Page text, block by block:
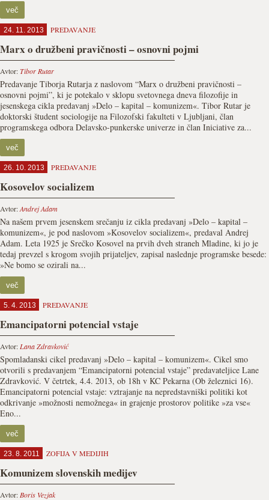
več
24. 11. 2013 PREDAVANJE
Marx o družbeni pravičnosti – osnovni pojmi
Avtor:Tibor Rutar
Predavanje Tiborja Rutarja z naslovom “Marx o družbeni pravičnosti –
osnovni pojmi”, ki je potekalo v sklopu svetovnega dneva filozofije in
jesenskega cikla predavanj »Delo – kapital – komunizem«. Tibor Rutar je
doktorski študent sociologije na Filozofski fakulteti v Ljubljani, član
programskega odbora Delavsko-punkerske univerze in član Iniciative za...
več
26. 10. 2013 PREDAVANJE
Kosovelov socializem
Avtor:Andrej Adam
Na našem prvem jesenskem srečanju iz cikla predavanj »Delo – kapital –
komunizem«, je pod naslovom »Kosovelov socializem«, predaval Andrej
Adam. Leta 1925 je Srečko Kosovel na prvih dveh straneh Mladine, ki jo je
tedaj prevzel s krogom svojih prijateljev, zapisal naslednje programske besede:
»Ne bomo se ozirali na...
več
5. 4. 2013 PREDAVANJE
Emancipatorni potencial vstaje
Avtor: Lana Zdravković
Spomladanski cikel predavanj »Delo – kapital – komunizem«. Cikel smo
otvorili s predavanjem “Emancipatorni potencial vstaje” predavateljice Lane
Zdravković. V četrtek, 4.4. 2013, ob 18h v KC Pekarna (Ob železnici 16).
Emancipatorni potencial vstaje: vztrajanje na nepredstavniški politiki kot
odkrivanje »možnosti nemožnega« in grajenje prostorov politike »za vse«
Eno...
več
23. 8. 2011 ZOFIJA V MEDIJIH
Komunizem slovenskih medijev
Avtor: Boris Vezjak